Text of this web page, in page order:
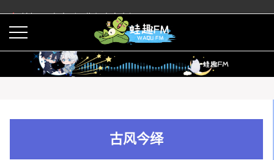
蛙趣FM有声剧预告与内容介绍
古风今绎